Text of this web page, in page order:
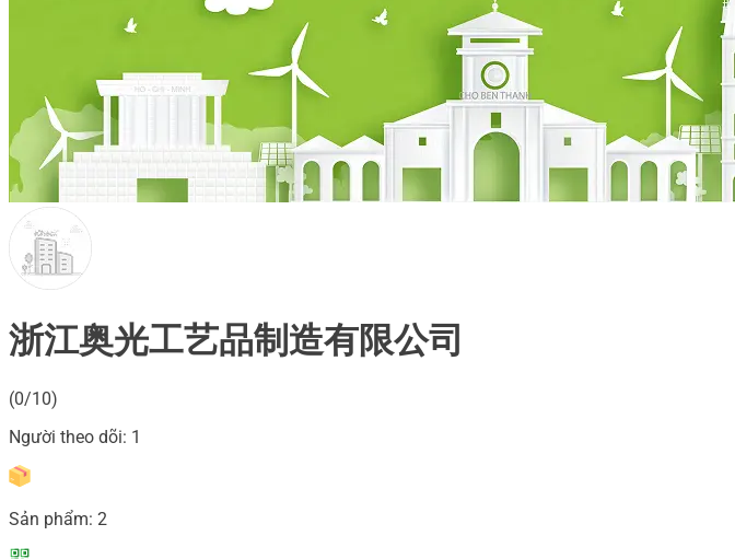
浙江奥光工艺品制造有限公司
(0/10)
Người theo dõi: 1
Sản phẩm: 2